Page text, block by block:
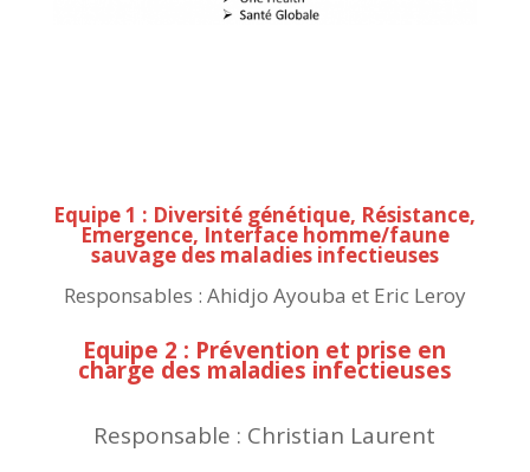
Equipe 1 : Diversité génétique, Résistance,
Emergence, Interface homme/faune
sauvage des maladies infectieuses
Responsables : Ahidjo Ayouba et Eric Leroy
Equipe 2 : Prévention et prise en
charge des maladies infectieuses
Responsable : Christian Laurent